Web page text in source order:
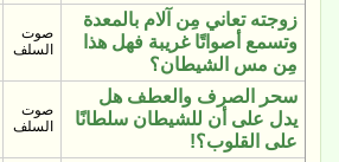
زوجته تعاني مِن آلام بالمعدة
وتسمع أصواتًا غريبة فهل هذا
مِن مس الشيطان؟
صوت
السلف
سحر الصرف والعطف هل
يدل على أن للشيطان سلطانًا
على القلوب؟!
صوت
السلف